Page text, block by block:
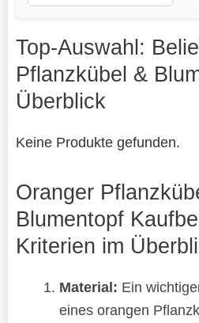
Top-Auswahl:
Pflanzkübel &
Überblick
Keine Produkte gefunden.
Oranger
Blumentopf
Kriterien im
Material: Ein
eines orangen